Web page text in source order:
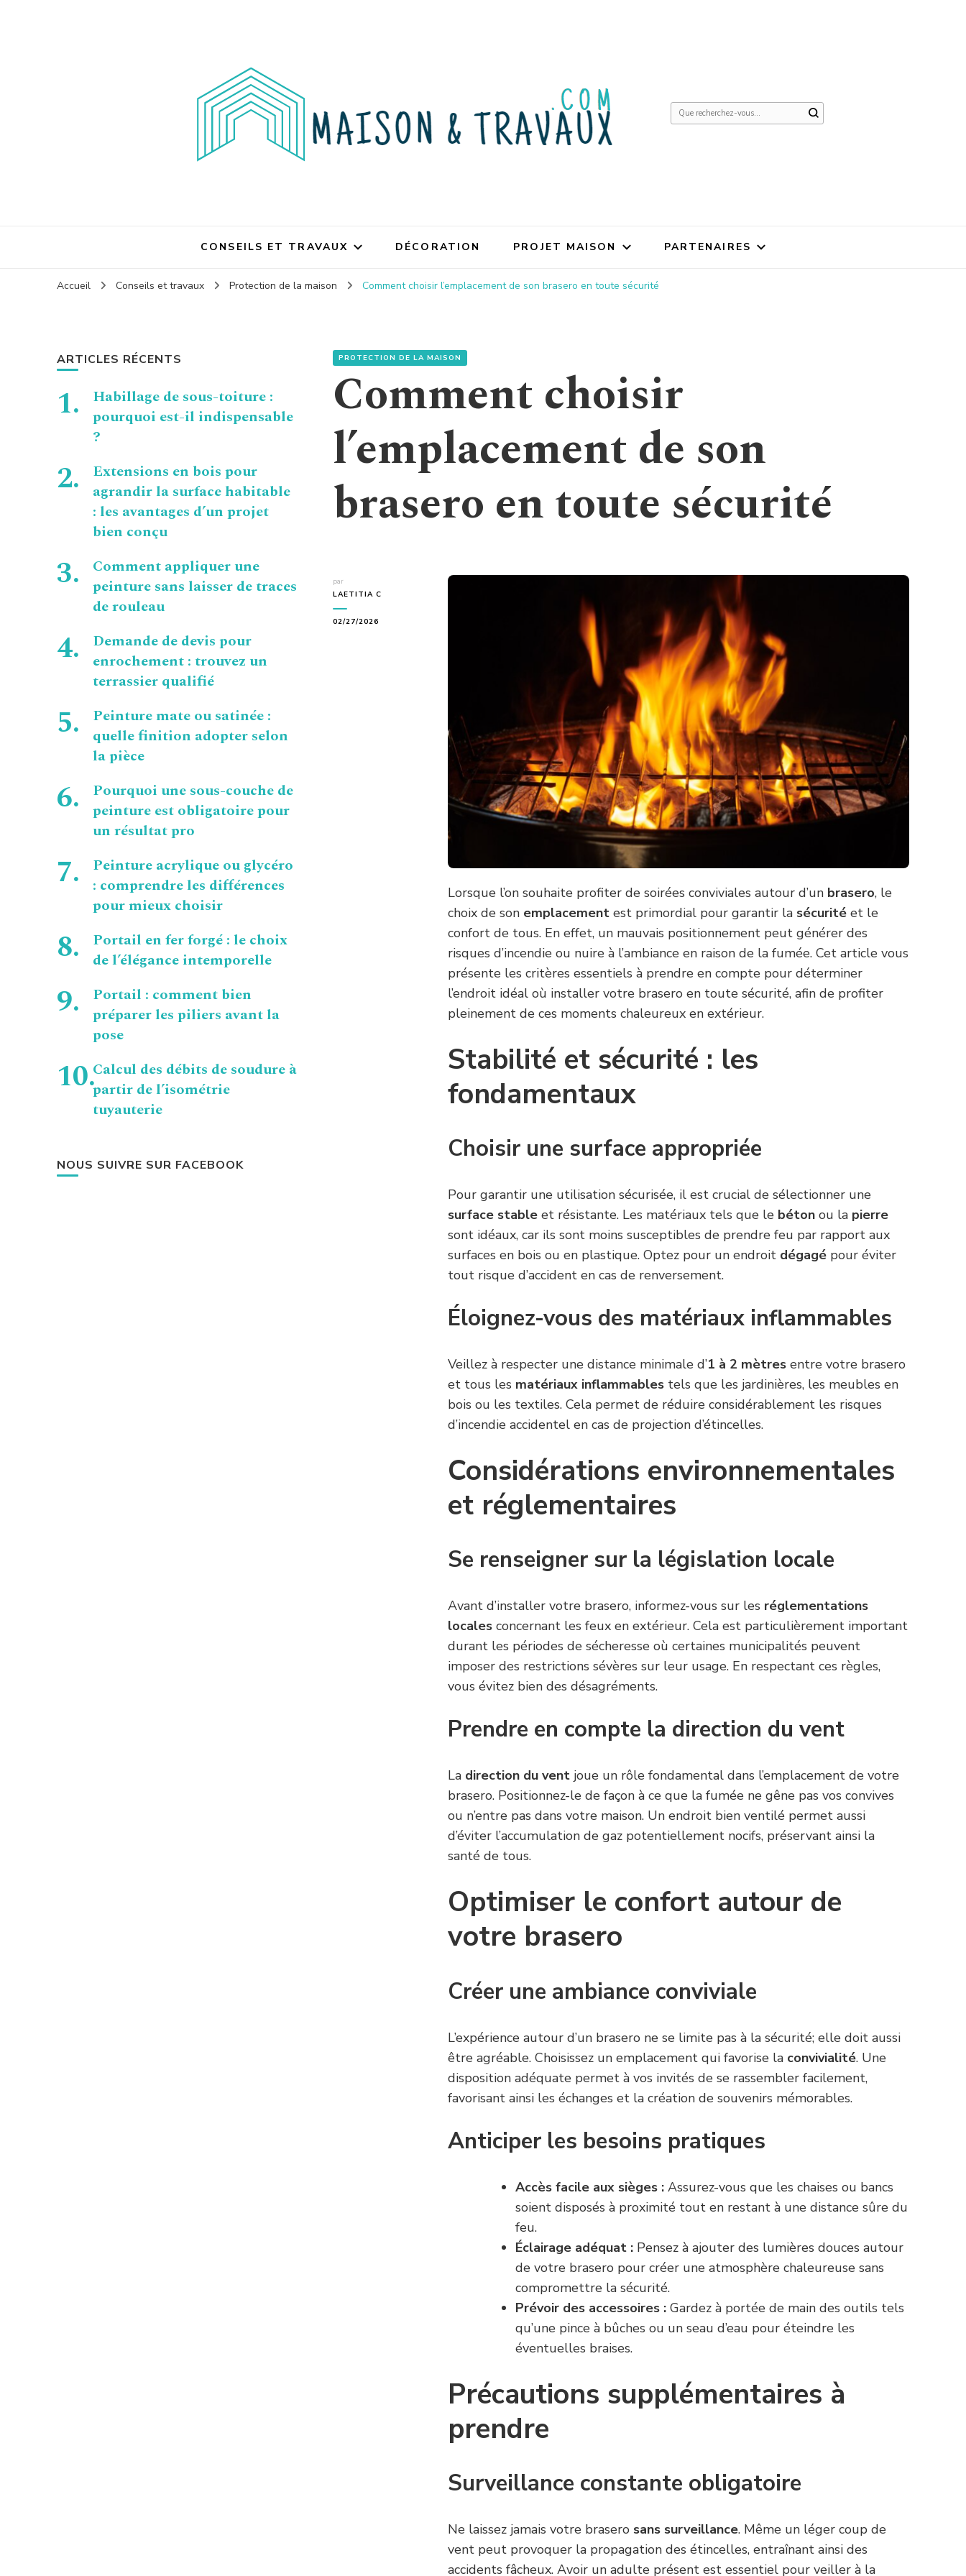
Vous
CONSEILS ET TRAVAUX DÉCORATION PROJET MAISON PARTENAIRES
Accueil Conseils et travaux Protection de la maison Comment choisir l’emplacement de son brasero en toute sécurité
PROTECTION DE LA MAISON
Comment choisir
l’emplacement de son
brasero en toute sécurité
par
LAETITIA C
02/27/2026
Lorsque l’on souhaite profiter de soirées conviviales autour d’un brasero, le
choix de son emplacement est primordial pour garantir la sécurité et le
confort de tous. En effet, un mauvais positionnement peut générer des
risques d’incendie ou nuire à l’ambiance en raison de la fumée. Cet article vous
présente les critères essentiels à prendre en compte pour déterminer
l’endroit idéal où installer votre brasero en toute sécurité, afin de profiter
pleinement de ces moments chaleureux en extérieur.
Stabilité et sécurité : les
fondamentaux
Choisir une surface appropriée
Pour garantir une utilisation sécurisée, il est crucial de sélectionner une
surface stable et résistante. Les matériaux tels que le béton ou la pierre
sont idéaux, car ils sont moins susceptibles de prendre feu par rapport aux
surfaces en bois ou en plastique. Optez pour un endroit dégagé pour éviter
tout risque d’accident en cas de renversement.
Éloignez-vous des matériaux inflammables
Veillez à respecter une distance minimale d’1 à 2 mètres entre votre brasero
et tous les matériaux inflammables tels que les jardinières, les meubles en
bois ou les textiles. Cela permet de réduire considérablement les risques
d’incendie accidentel en cas de projection d’étincelles.
Considérations environnementales
et réglementaires
Se renseigner sur la législation locale
Avant d’installer votre brasero, informez-vous sur les réglementations
locales concernant les feux en extérieur. Cela est particulièrement important
durant les périodes de sécheresse où certaines municipalités peuvent
imposer des restrictions sévères sur leur usage. En respectant ces règles,
vous évitez bien des désagréments.
Prendre en compte la direction du vent
La direction du vent joue un rôle fondamental dans l’emplacement de votre
brasero. Positionnez-le de façon à ce que la fumée ne gêne pas vos convives
ou n’entre pas dans votre maison. Un endroit bien ventilé permet aussi
d’éviter l’accumulation de gaz potentiellement nocifs, préservant ainsi la
santé de tous.
Optimiser le confort autour de
votre brasero
Créer une ambiance conviviale
L’expérience autour d’un brasero ne se limite pas à la sécurité; elle doit aussi
être agréable. Choisissez un emplacement qui favorise la convivialité. Une
disposition adéquate permet à vos invités de se rassembler facilement,
favorisant ainsi les échanges et la création de souvenirs mémorables.
Anticiper les besoins pratiques
Accès facile aux sièges : Assurez-vous que les chaises ou bancs
soient disposés à proximité tout en restant à une distance sûre du
feu.
Éclairage adéquat : Pensez à ajouter des lumières douces autour
de votre brasero pour créer une atmosphère chaleureuse sans
compromettre la sécurité.
Prévoir des accessoires : Gardez à portée de main des outils tels
qu’une pince à bûches ou un seau d’eau pour éteindre les
éventuelles braises.
Précautions supplémentaires à
prendre
Surveillance constante obligatoire
Ne laissez jamais votre brasero sans surveillance. Même un léger coup de
vent peut provoquer la propagation des étincelles, entraînant ainsi des
accidents fâcheux. Avoir un adulte présent est essentiel pour veiller à la
ARTICLES RÉCENTS
Habillage de sous-toiture :
pourquoi est-il indispensable
?
Extensions en bois pour
agrandir la surface habitable
: les avantages d’un projet
bien conçu
Comment appliquer une
peinture sans laisser de traces
de rouleau
Demande de devis pour
enrochement : trouvez un
terrassier qualifié
Peinture mate ou satinée :
quelle finition adopter selon
la pièce
Pourquoi une sous-couche de
peinture est obligatoire pour
un résultat pro
Peinture acrylique ou glycéro
: comprendre les différences
pour mieux choisir
Portail en fer forgé : le choix
de l’élégance intemporelle
Portail : comment bien
préparer les piliers avant la
pose
Calcul des débits de soudure à
partir de l’isométrie
tuyauterie
NOUS SUIVRE SUR FACEBOOK